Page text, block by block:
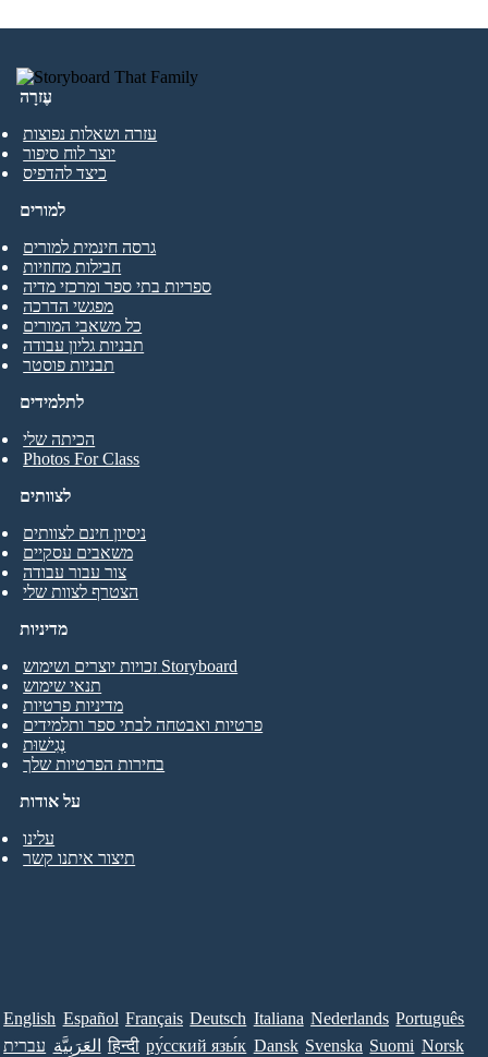
עֶזרָה
עזרה ושאלות נפוצות
יוצר לוח סיפור
כיצד להדפיס
לתלמידים
הכיתה שלי
Photos For Class
למורים
גרסה חינמית למורים
חבילות מחוזיות
ספריות בתי ספר ומרכזי מדיה
מפגשי הדרכה
כל משאבי המורים
תבניות גליון עבודה
תבניות פוסטר
לצוותים
ניסיון חינם לצוותים
משאבים עסקיים
צור עבור עבודה
הצטרף לצוות שלי
על אודות
עלינו
תיצור איתנו קשר
מדיניות
זכויות יוצרים ושימוש Storyboard
תנאי שימוש
מדיניות פרטיות
פרטיות ואבטחה לבתי ספר ותלמידים
נְגִישׁוּת
בחירות הפרטיות שלך
English Español Français Deutsch Italiana Nederlands Português
עברית العَرَبِيَّة हिन्दी ру́сский язы́к Dansk Svenska Suomi Norsk